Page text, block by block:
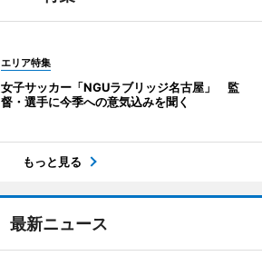
エリア特集
女子サッカー「NGUラブリッジ名古屋」 監
督・選手に今季への意気込みを聞く
もっと見る
最新ニュース